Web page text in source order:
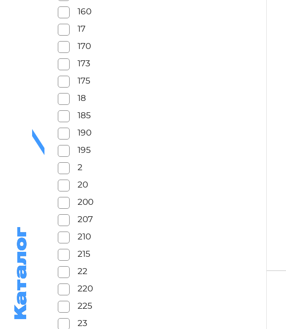
Каталог
Каталог
160
17
170
173
175
18
185
190
195
2
20
200
207
210
215
22
220
225
23